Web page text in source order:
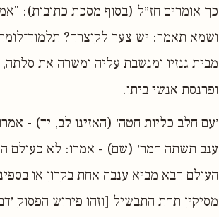
כך אומרים חז״ל (בסוף מסכת כתובות):
ושמא תאמר: יש צער לקוצרה?
מבית גנזיו ומנשבת עליה ומשרה את
ופרנסת אנשי ביתו.
׳עם חלב כליות חטה׳ (האזינו לב, יד) -
ענב תשתה חמר׳ (שם) - אמרו: לא כעולם
העולם הבא מביא ענבה אחת בקרון או
מסיקין תחת התבשיל [וזהו פירוש הפסוק